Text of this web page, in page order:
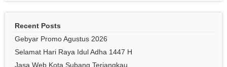
Recent Posts
Gebyar Promo Agustus 2026
Selamat Hari Raya Idul Adha 1447 H
Jasa Web Kota Subang Terjangkau